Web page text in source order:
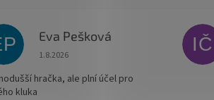
Eva Pešková
Hodnocení obchodu je 5 z 5 hvězdiček.
1.8.2026
hračka, ale plní účel pro
kluka
IČ